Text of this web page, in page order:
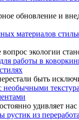
обновление и
материалов
экологии
работы в
быть
удивляет
из